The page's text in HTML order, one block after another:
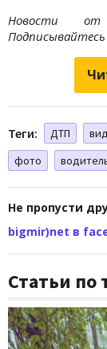
Новости от
Теги: ДТП
фото
Не пропусти
bigmir)net в
Статьи по